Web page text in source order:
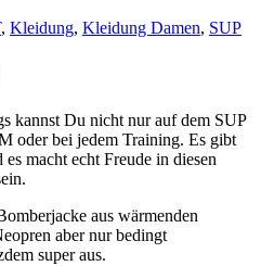
, Kleidung, Kleidung Damen, SUP
kannst Du nicht nur auf dem SUP
oder bei jedem Training. Es gibt
macht echt Freude in diesen
aus wärmenden
aber nur bedingt
super aus.